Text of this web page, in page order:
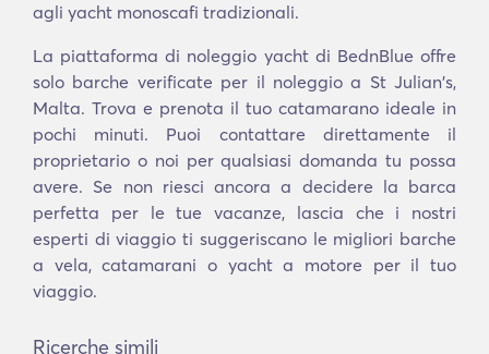
agli yacht monoscafi tradizionali.
La piattaforma di noleggio yacht di BednBlue offre
solo barche verificate per il noleggio a St Julian's,
Malta. Trova e prenota il tuo catamarano ideale in
pochi minuti. Puoi contattare direttamente il
proprietario o noi per qualsiasi domanda tu possa
avere. Se non riesci ancora a decidere la barca
perfetta per le tue vacanze, lascia che i nostri
esperti di viaggio ti suggeriscano le migliori barche
a vela, catamarani o yacht a motore per il tuo
viaggio.
Ricerche simili